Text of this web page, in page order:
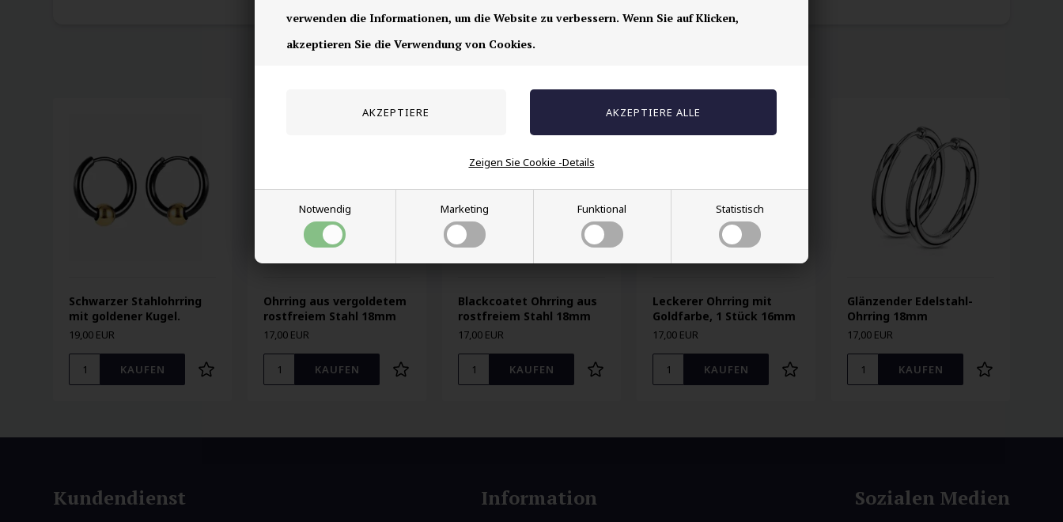
verwenden die Informationen, um die Website zu verbessern. Wenn Sie auf Klicken,
akzeptieren Sie die Verwendung von Cookies.
Notwendig Marketing Funktional Statistisch
Zeigen Sie Cookie -Details
Schwarzer Stahlohrring
mit goldener Kugel.
19,00 EUR
Ohrring aus vergoldetem
rostfreiem Stahl 18mm
17,00 EUR
Blackcoatet Ohrring aus
rostfreiem Stahl 18mm
17,00 EUR
Leckerer Ohrring mit
Goldfarbe, 1 Stück 16mm
17,00 EUR
Glänzender Edelstahl-
Ohrring 18mm
17,00 EUR
Kundendienst Information Sozialen Medien